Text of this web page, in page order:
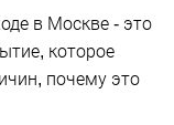
в Москве - это
которое
почему это